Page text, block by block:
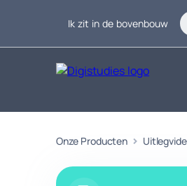
Ik zit in de bovenbouw
Exacte vakken
Geen vakken.
Onze Producten